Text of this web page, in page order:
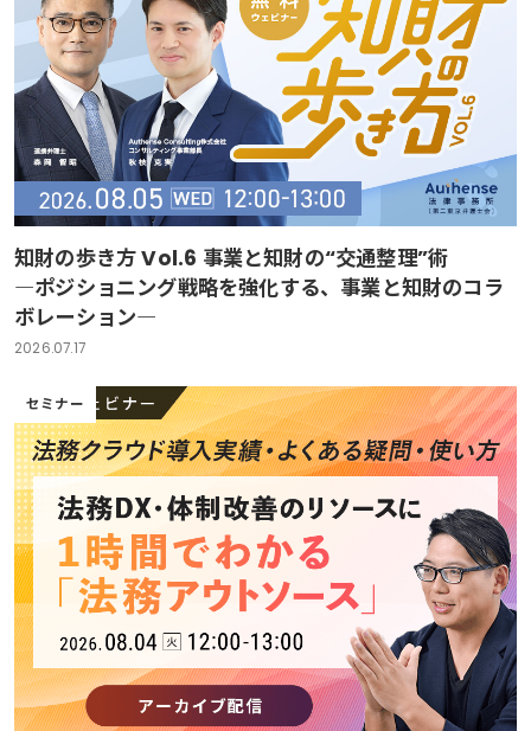
知財の歩き方 Vol.6 事業と知財の“交通整理”術
―ポジショニング戦略を強化する、事業と知財のコラ
ボレーション―
2026.07.17
セミナー